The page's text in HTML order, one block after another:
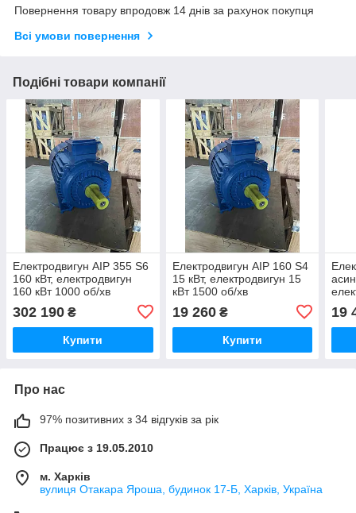
Повернення товару впродовж 14 днів за рахунок покупця
Всі умови повернення
Подібні товари компанії
Електродвигун АІР 355 S6
160 кВт, електродвигун
160 кВт 1000 об/хв
302 190 ₴
Купити
Електродвигун АІР 160 S4
15 кВт, електродвигун 15
кВт 1500 об/хв
19 260₴
Купити
19
Про нас
97% позитивних з 34 відгуків за рік
Працює з 19.05.2010
м. Харків
вулиця Отакара Яроша, будинок 17-Б, Харків, Україна